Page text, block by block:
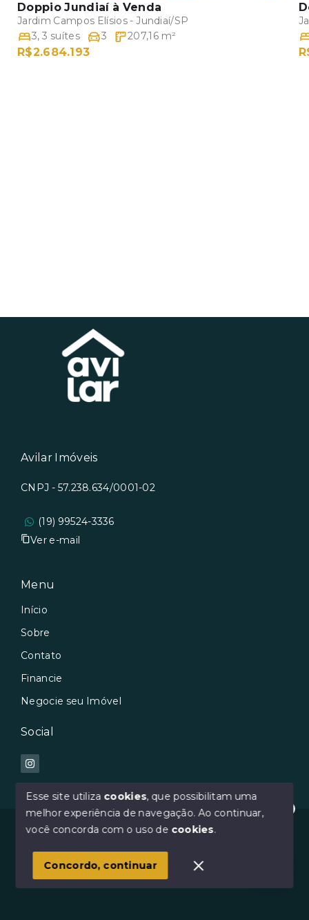
Doppio Jundiaí à Venda
Jardim Campos Elísios - Jundiaí/SP
3,3 suítes 3 207,16 m²
R$2.684.193
Oi :) Como posso te ajudar?
Avilar Imóveis
CNPJ - 57.238.634/0001-02
(19) 99524-3336
Ver e-mail
Menu
Início
Sobre
Contato
Financie
Negocie seu Imóvel
Social
© Copyright 2026 - Avilar Imóveis - Todos os direitos
SITE PARA IMOBILIARIA
Esse site utiliza cookies, que possibilitam uma
melhor experiência de navegação.Ao continuar,
você concorda com o uso de cookies.
Concordo, continuar